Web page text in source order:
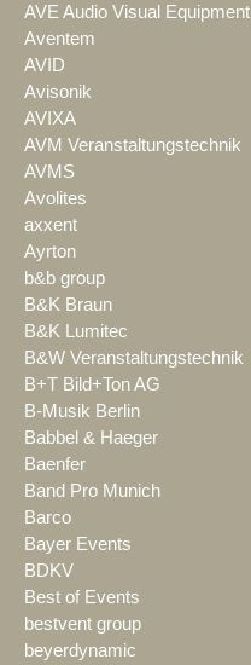
AVE Audio Visual Equipment
Aventem
AVID
Avisonik
AVIXA
AVM Veranstaltungstechnik
AVMS
Avolites
axxent
Ayrton
b&b group
B&K Braun
B&K Lumitec
B&W Veranstaltungstechnik
B+T Bild+Ton AG
B-Musik Berlin
Babbel & Haeger
Baenfer
Band Pro Munich
Barco
Bayer Events
BDKV
Best of Events
bestvent group
beyerdynamic